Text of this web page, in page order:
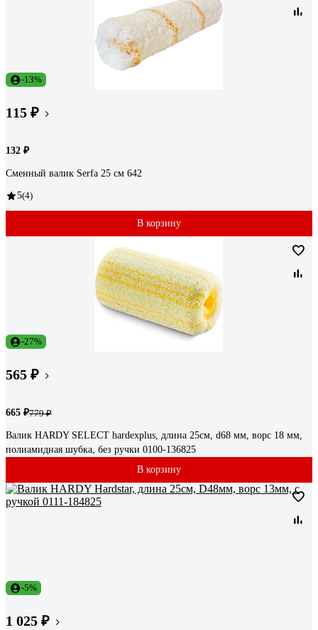
-13%
115 ₽
132 ₽
Сменный валик Serfa 25 см 642
5(4)
В корзину
-27%
565 ₽
665 ₽779 ₽
Валик HARDY SELECT hardexplus, длина 25см, d68 мм, ворс 18 мм,
полиамидная шубка, без ручки 0100-136825
В корзину
-5%
1 025 ₽